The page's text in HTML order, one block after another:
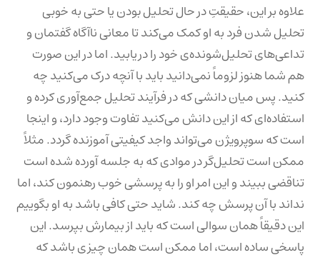
علاوه بر این، حقیقتِ در حال تحلیل بودن یا حتی به خوبی
تحلیل شدن فرد به او کمک می‌کند تا معانی ناآگاه گفتمان و
تداعی‌های تحلیل‌شونده‌ی خود را دریابید. اما در این صورت
هم شما هنوز لزوماً نمی‌دانید باید با آنچه درک می‌کنید چه
کنید. پس میان دانشی که در فرآیند تحلیل جمع‌آوری کرده و
استفاده‌ای که از این دانش می‌کنید تفاوت وجود دارد، و اینجا
است که سوپرویژن می‌تواند واجد کیفیتی آموزنده گردد. مثلاً
ممکن است تحلیل‌گر در موادی که به جلسه آورده شده است
تناقضی ببیند و این امر او را به پرسشی خوب رهنمون کند، اما
نداند با آن پرسش چه کند. شاید حتی کافی باشد به او بگوییم
این دقیقاً همان سوالی است که باید از بیمارش بپرسد. این
پاسخی ساده است، اما ممکن است همان چیزی باشد که